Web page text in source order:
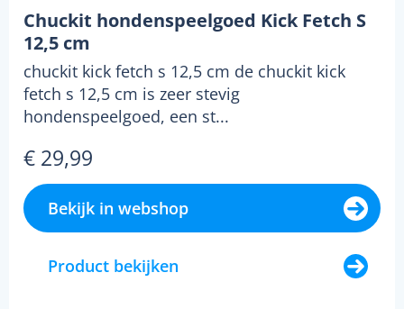
Chuckit hondenspeelgoed Kick Fetch S
12,5 cm
chuckit kick fetch s 12,5 cm de chuckit kick
fetch s 12,5 cm is zeer stevig
hondenspeelgoed, een st...
€ 29,99
Bekijk in webshop
Product bekijken